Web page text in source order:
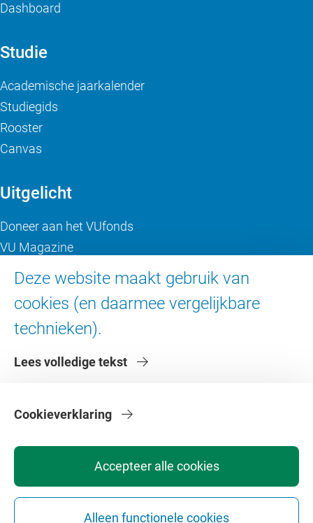
Deze website maakt gebruik van
cookies (en daarmee vergelijkbare
technieken).
Lees volledige tekst
Accepteer alle cookies
Alleen functionele cookies
Cookieverklaring
Dashboard
Studie
Academische jaarkalender
Studiegids
Rooster
Canvas
Uitgelicht
Doneer aan het VUfonds
VU Magazine
Over de VU
Contact en route
Faculteiten